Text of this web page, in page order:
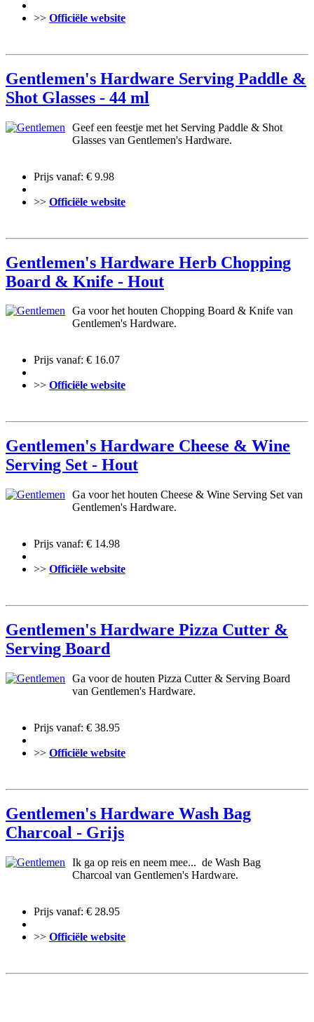
>> Officiële website
Gentlemen's Hardware Serving Paddle &
Shot Glasses - 44 ml
Geef een feestje met het Serving Paddle & Shot
Glasses van Gentlemen's Hardware.
Prijs vanaf: € 9.98
>> Officiële website
Gentlemen's Hardware Herb Chopping
Board & Knife - Hout
Ga voor het houten Chopping Board & Knife van
Gentlemen's Hardware.
Prijs vanaf: € 16.07
>> Officiële website
Gentlemen's Hardware Cheese & Wine
Serving Set - Hout
Ga voor het houten Cheese & Wine Serving Set van
Gentlemen's Hardware.
Prijs vanaf: € 14.98
>> Officiële website
Gentlemen's Hardware Pizza Cutter &
Serving Board
Ga voor de houten Pizza Cutter & Serving Board
van Gentlemen's Hardware.
Prijs vanaf: € 38.95
>> Officiële website
Gentlemen's Hardware Wash Bag
Charcoal - Grijs
Ik ga op reis en neem mee... de Wash Bag
Charcoal van Gentlemen's Hardware.
Prijs vanaf: € 28.95
>> Officiële website